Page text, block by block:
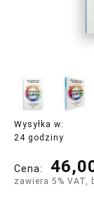
Wysyłka w:
24 godziny
Cena:
zawiera 5% VAT,